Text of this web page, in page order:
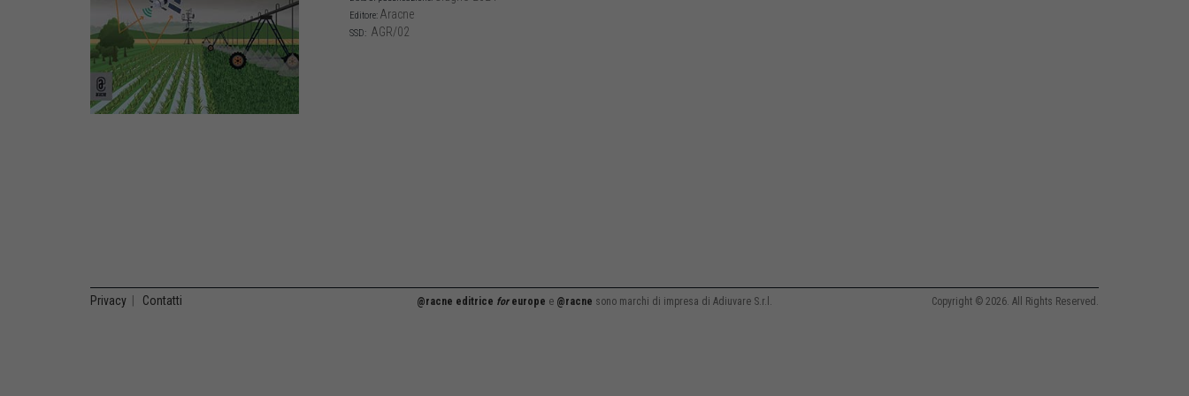
Editore: Aracne
SSD: AGR/02
Privacy Contatti @racne editrice foreurope e @racne sono marchi di impresa di Adiuvare S.r.l. Copyright © 2026. All Rights Reserved.